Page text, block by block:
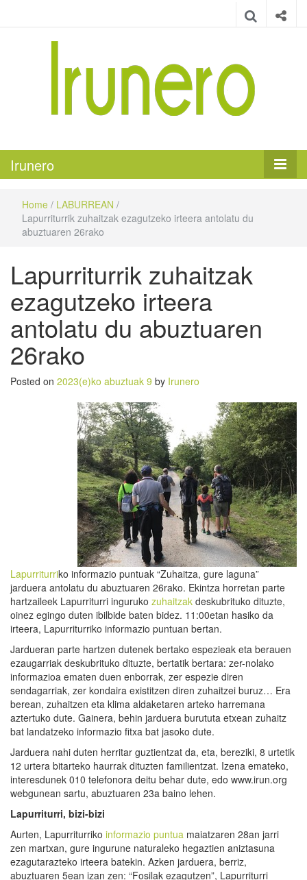
Irunero
Home / LABURREAN /
Lapurriturrik zuhaitzak ezagutzeko irteera antolatu du
abuztuaren 26rako
Lapurriturrik zuhaitzak
ezagutzeko irteera
antolatu du abuztuaren
26rako
Posted on 2023(e)ko abuztuak 9 by Irunero
Lapurriturriko informazio puntuak “Zuhaitza, gure laguna”
jarduera antolatu du abuztuaren 26rako. Ekintza horretan parte
hartzaileek Lapurriturri inguruko zuhaitzak deskubrituko dituzte,
oinez egingo duten ibilbide baten bidez. 11:00etan hasiko da
irteera, Lapurriturriko informazio puntuan bertan.
Jardueran parte hartzen dutenek bertako espezieak eta berauen
ezaugarriak deskubrituko dituzte, bertatik bertara: zer-nolako
informazioa ematen duen enborrak, zer espezie diren
sendagarriak, zer kondaira existitzen diren zuhaitzei buruz… Era
berean, zuhaitzen eta klima aldaketaren arteko harremana
aztertuko dute. Gainera, behin jarduera burututa etxean zuhaitz
bat landatzeko informazio fitxa bat jasoko dute.
Jarduera nahi duten herritar guztientzat da, eta, bereziki, 8 urtetik
12 urtera bitarteko haurrak dituzten familientzat. Izena emateko,
interesdunek 010 telefonora deitu behar dute, edo www.irun.org
webgunean sartu, abuztuaren 23a baino lehen.
Lapurriturri, bizi-bizi
Aurten, Lapurriturriko informazio puntua maiatzaren 28an jarri
zen martxan, gure ingurune naturaleko hegaztien aniztasuna
ezagutarazteko irteera batekin. Azken jarduera, berriz,
abuztuaren 5ean izan zen: “Fosilak ezagutzen”, Lapurriturri